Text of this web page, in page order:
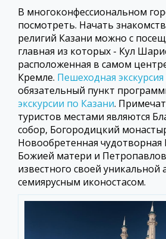
В многоконфессиональном
посмотреть. Начать
религий Казани можно с
главная из которых - Кул
расположенная в самом
Кремле. Пешеходная
обязательный пункт
экскурсии по Казани.
туристов местами являются
собор, Богородицкий
Новообретенная чудотворная
Божией матери и
известного своей уникальной
семиярусным иконостасом.